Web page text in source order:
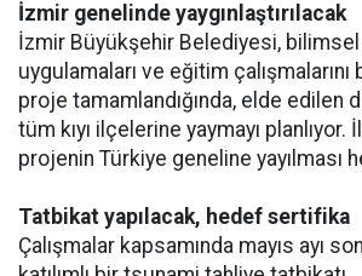
İzmir genelinde yaygınlaştırılacak
İzmir Büyükşehir Belediyesi,
uygulamaları ve eğitim
proje tamamlandığında, elde edilen
tüm kıyı ilçelerine yaymayı
projenin Türkiye geneline yayılması
Tatbikat yapılacak, hedef sertifika
Çalışmalar kapsamında mayıs ayı